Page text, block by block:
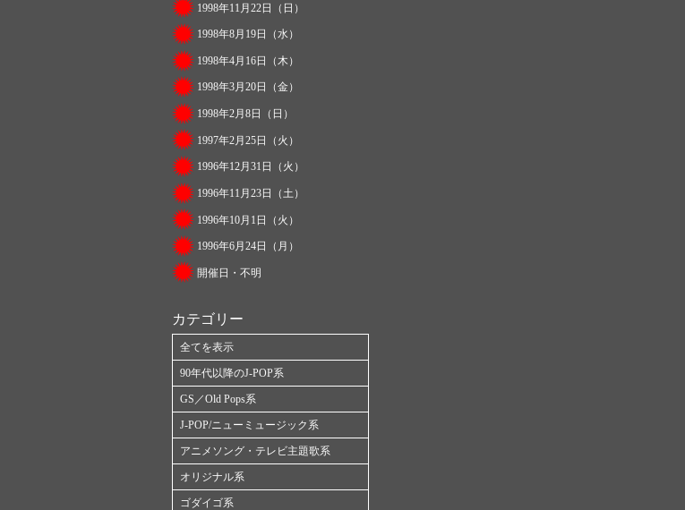
1998年11月22日（日）
1998年8月19日（水）
1998年4月16日（木）
1998年3月20日（金）
1998年2月8日（日）
1997年2月25日（火）
1996年12月31日（火）
1996年11月23日（土）
1996年10月1日（火）
1996年6月24日（月）
開催日・不明
カテゴリー
全てを表示
90年代以降のJ-POP系
GS／Old Pops系
J-POP/ニューミュージック系
アニメソング・テレビ主題歌系
オリジナル系
ゴダイゴ系